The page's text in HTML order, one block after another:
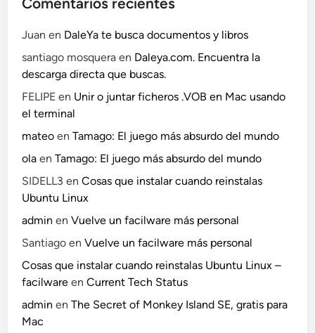
Juan en DaleYa te busca documentos y libros
santiago mosquera en Daleya.com. Encuentra la
descarga directa que buscas.
FELIPE en Unir o juntar ficheros .VOB en Mac usando
el terminal
mateo enTamago: El juego más absurdo del mundo
ola enTamago: El juego más absurdo del mundo
SIDELL3 enCosas que instalar cuando reinstalas
Ubuntu Linux
admin enVuelve un facilware más personal
Santiago enVuelve un facilware más personal
Cosas que instalar cuando reinstalas Ubuntu Linux –
facilware enCurrent Tech Status
admin enThe Secret of Monkey Island SE, gratis para
Mac